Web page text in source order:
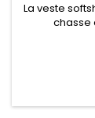
La veste
chasse